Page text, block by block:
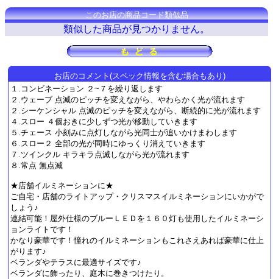
お店のコメント(スペック情報を含む場合もあり)
１.コンビネーション ２~７を繰り返します
２.ウェーブ 点滅のピッチを変えながら、やわらかく光が流れます
２.シーケンシャル 点滅のピッチを変えながら、断続的に光が流れます
４.スロー ４個おきに少しずつ光が移動していきます
５.チェース 小刻みに点灯しながら光同士が追いかけまわします
６.スロー２ 全部の光が同時にゆっくり消えていきます
７.ツインクル キラキラ点滅しながら光が流れます
８.常点 無点滅
★店舗イルミネーションに★
ご自宅・店舗のライトアップ・クリスマスイルミネーションにいかがで
しょう♪
連結可能！屋外仕様のブルーＬＥＤを１６０灯も使用したイルミネーシ
ョンライトです！
かなり豪華です！憧れのイルミネーションもこれさえあれば豪華に仕上
がります♪
ベランダやテラスに最適サイズです♪
ベランダに飾ったり、庭木に巻きつけたり。
このお店の商品コード類似品
類似した商品が見つかりません。